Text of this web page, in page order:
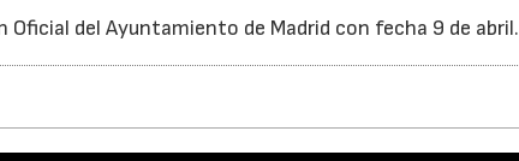
Oficial del Ayuntamiento de Madrid con fecha 9 de abril.